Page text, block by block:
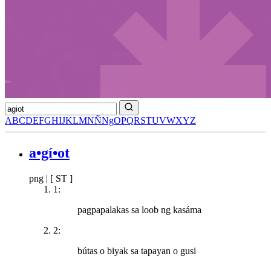
ABCDEFGHIJKLMNÑNgOPQRSTUVWXYZ
a•gí•ot
png | [ ST ]
1:
pagpapalakas sa loob ng kasáma
2:
bútas o biyak sa tapayan o gusi